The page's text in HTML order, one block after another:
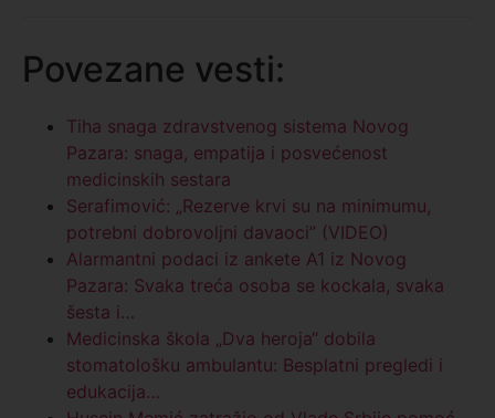
Povezane vesti:
Tiha snaga zdravstvenog sistema Novog
Pazara: snaga, empatija i posvećenost
medicinskih sestara
Serafimović: „Rezerve krvi su na minimumu,
potrebni dobrovoljni davaoci” (VIDEO)
Alarmantni podaci iz ankete A1 iz Novog
Pazara: Svaka treća osoba se kockala, svaka
šesta i…
Medicinska škola „Dva heroja“ dobila
stomatološku ambulantu: Besplatni pregledi i
edukacija…